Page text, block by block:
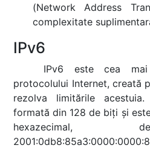
(Network Address
complexitate
IPv6
IPv6 este cea
protocolului Internet, creată
rezolva limitările
formată din 128 de biți și
hexazecimal,